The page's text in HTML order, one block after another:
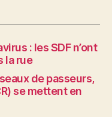
: les SDF n’ont
la rue
de passeurs,
se mettent en